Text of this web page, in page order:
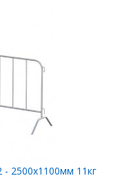
2500х1100мм 11кг